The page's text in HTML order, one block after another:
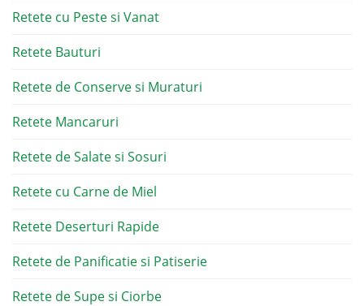
Retete cu Peste si Vanat
Retete Bauturi
Retete de Conserve si Muraturi
Retete Mancaruri
Retete de Salate si Sosuri
Retete cu Carne de Miel
Retete Deserturi Rapide
Retete de Panificatie si Patiserie
Retete de Supe si Ciorbe